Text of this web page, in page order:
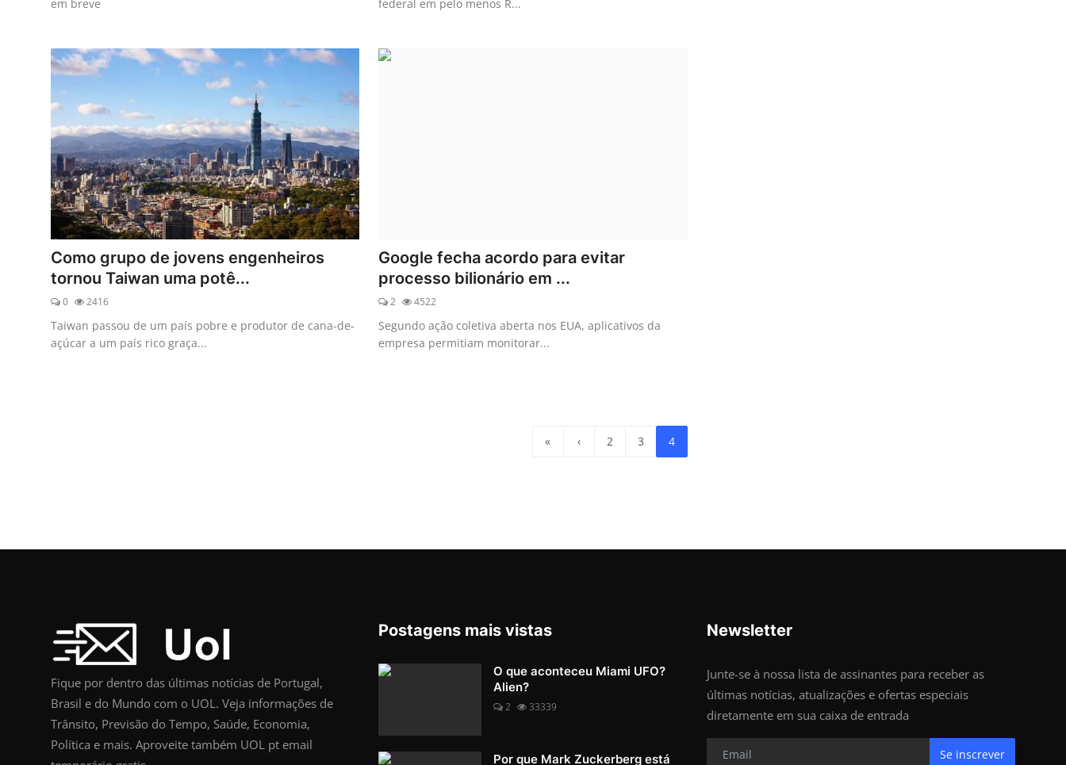
em breve
federal em pelo menos R...
Como grupo de jovens engenheiros
tornou Taiwan uma potê...
0 2416
Taiwan passou de um país pobre e produtor de cana-de-
açúcar a um país rico graça...
Google fecha acordo para evitar
processo bilionário em ...
2 4522
Segundo ação coletiva aberta nos EUA, aplicativos da
empresa permitiam monitorar...
« ‹ 2 3 4
Fique por dentro das últimas notícias de Portugal,
Brasil e do Mundo com o UOL. Veja informações de
Trânsito, Previsão do Tempo, Saúde, Economia,
Política e mais. Aproveite também UOL pt email
Postagens mais vistas
O que aconteceu Miami UFO?
Alien?
2 33339
Por que Mark Zuckerberg está
Newsletter
Junte-se à nossa lista de assinantes para receber as
últimas notícias, atualizações e ofertas especiais
diretamente em sua caixa de entrada
Se inscrever